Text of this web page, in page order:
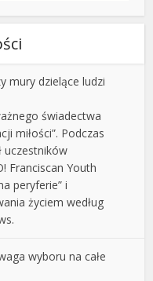
mury dzielące ludzi
świadectwa
miłości”. Podczas
uczestników
Franciscan Youth
peryferie” i
życiem według
wyboru na całe